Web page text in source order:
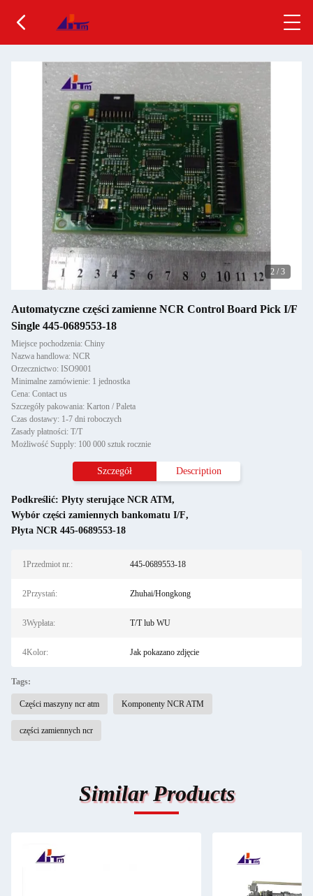
2 / 3
Automatyczne części zamienne NCR Control Board Pick I/F
Single 445-0689553-18
Miejsce pochodzenia: Chiny
Nazwa handlowa: NCR
Orzecznictwo: ISO9001
Minimalne zamówienie: 1 jednostka
Cena: Contact us
Szczegóły pakowania: Karton / Paleta
Czas dostawy: 1-7 dni roboczych
Zasady płatności: T/T
Możliwość Supply: 100 000 sztuk rocznie
Szczegół Description
Podkreślić: Płyty sterujące NCR ATM,
Wybór części zamiennych bankomatu I/F,
Płyta NCR 445-0689553-18
1Przedmiot nr.: 445-0689553-18
2Przystań: Zhuhai/Hongkong
3Wypłata: T/T lub WU
4Kolor: Jak pokazano zdjęcie
Tags:
Części maszyny ncr atm Komponenty NCR ATM
części zamiennych ncr
Similar Products